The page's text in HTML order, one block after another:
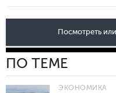
Посмотреть
ПО ТЕМЕ
ЭКОНОМИКА